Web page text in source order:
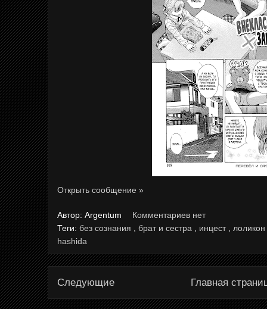
Открыть сообщение »
Автор: Argentum
Комментариев нет
Теги: без сознания брат и сестра инцест
лоликон
hashida
Следующие Главная